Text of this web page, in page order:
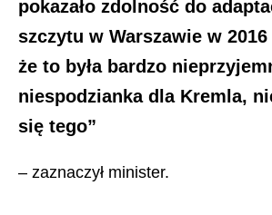
pokazało zdolność do
szczytu w Warszawie w
że to była bardzo
niespodzianka dla Kremla,
się tego”
– zaznaczył minister.